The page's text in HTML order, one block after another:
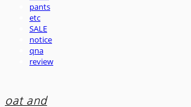
pants
etc
SALE
notice
qna
review
oat and